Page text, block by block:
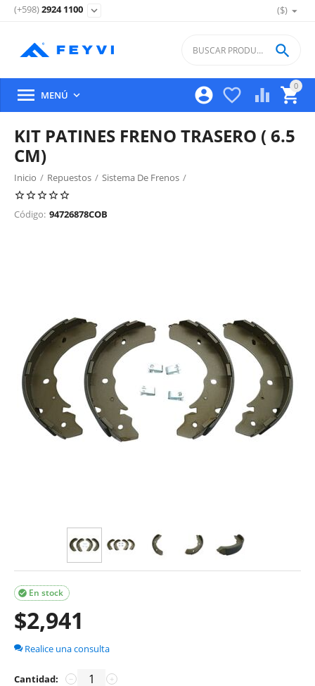
($)
(+598)2924 1100 expand_more
0

 


 MENÚ 
KIT PATINES FRENO TRASERO ( 6.5
CM)
Inicio / Repuestos / Sistema De Frenos /
Freno Trasero, Discos, Campanas Y Partes
Código: 94726878COB
En stock

$2,941
Realice una consulta
Cantidad: +
−